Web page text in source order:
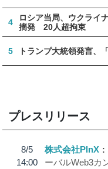
4
ロシア当局、ウクライ
摘発 20人超拘束
5 トランプ大統領発言、
プレスリリース
8/5
14:00
株式会社PlnX
ーバルWeb3カ